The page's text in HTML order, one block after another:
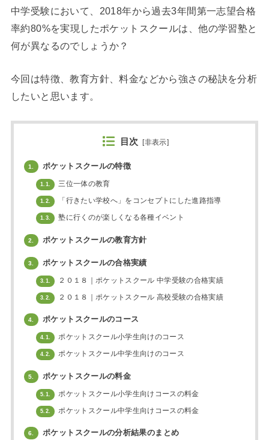
中学受験において、2018年から過去3年間第一志望合格
率約80%を実現したポケットスクールは、他の学習塾と
何が異なるのでしょうか？
今回は特徴、教育方針、料金などから強さの秘訣を分析
したいと思います。
目次 [非表示]
1. ポケットスクールの特徴
1.1. 三位一体の教育
1.2. 「行きたい学校へ」をコンセプトにした進路指導
1.3. 塾に行くのが楽しくなる各種イベント
2. ポケットスクールの教育方針
3. ポケットスクールの合格実績
3.1. ２０１８｜ポケットスクール 中学受験の合格実績
3.2. ２０１８｜ポケットスクール 高校受験の合格実績
4. ポケットスクールのコース
4.1. ポケットスクール小学生向けのコース
4.2. ポケットスクール中学生向けのコース
5. ポケットスクールの料金
5.1. ポケットスクール小学生向けコースの料金
5.2. ポケットスクール中学生向けコースの料金
6. ポケットスクールの分析結果のまとめ